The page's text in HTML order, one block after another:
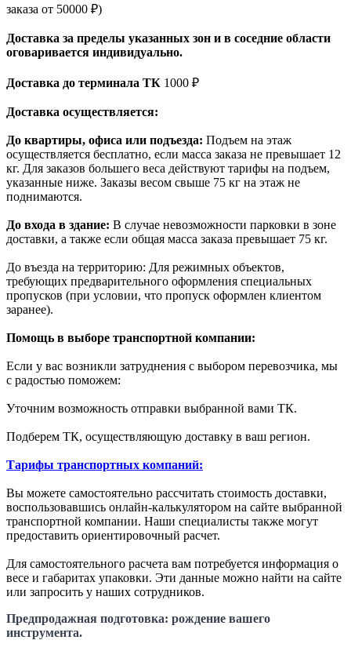
заказа от 50000 ₽)
Доставка за пределы указанных зон и в соседние области
оговаривается индивидуально.
Доставка до терминала ТК 1000 ₽
Доставка осуществляется:
До квартиры, офиса или подъезда: Подъем на этаж
осуществляется бесплатно, если масса заказа не превышает 12
кг. Для заказов большего веса действуют тарифы на подъем,
указанные ниже. Заказы весом свыше 75 кг на этаж не
поднимаются.
До входа в здание: В случае невозможности парковки в зоне
доставки, а также если общая масса заказа превышает 75 кг.
До въезда на территорию: Для режимных объектов,
требующих предварительного оформления специальных
пропусков (при условии, что пропуск оформлен клиентом
заранее).
Помощь в выборе транспортной компании:
Если у вас возникли затруднения с выбором перевозчика, мы
с радостью поможем:
Уточним возможность отправки выбранной вами ТК.
Подберем ТК, осуществляющую доставку в ваш регион.
Тарифы транспортных компаний:
Вы можете самостоятельно рассчитать стоимость доставки,
воспользовавшись онлайн-калькулятором на сайте выбранной
транспортной компании. Наши специалисты также могут
предоставить ориентировочный расчет.
Для самостоятельного расчета вам потребуется информация о
весе и габаритах упаковки. Эти данные можно найти на сайте
или запросить у наших сотрудников.
Предпродажная подготовка: рождение вашего
инструмента.